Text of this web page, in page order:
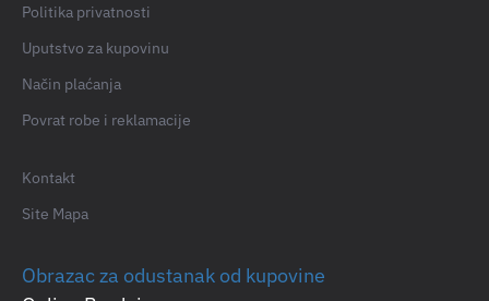
Politika privatnosti
Uputstvo za kupovinu
Način plaćanja
Povrat robe i reklamacije
Kontakt
Site Mapa
Obrazac za odustanak od kupovine